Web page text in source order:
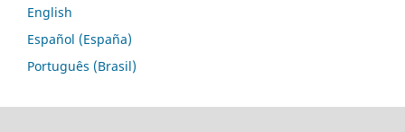
English
Español (España)
Português (Brasil)